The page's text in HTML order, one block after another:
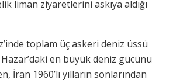
liman ziyaretlerini askıya aldığı
toplam üç askeri deniz üssü
en büyük deniz gücünü
İran 1960’lı yılların sonlarından